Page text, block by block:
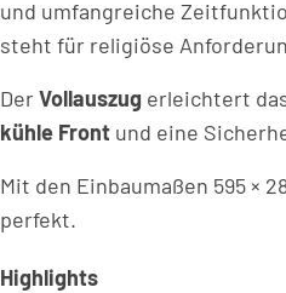
und umfangreiche
steht für religiöse
DerVollauszug erleichtert
kühle Front und eine
Mit den Einbaumaßen 595 ×
perfekt.
Highlights